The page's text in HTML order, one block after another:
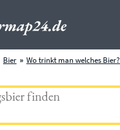
Bier Wo trinkt man welches Bier?